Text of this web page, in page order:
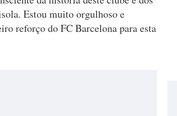
Estou muito orgulhoso e
reforço do FC Barcelona para esta